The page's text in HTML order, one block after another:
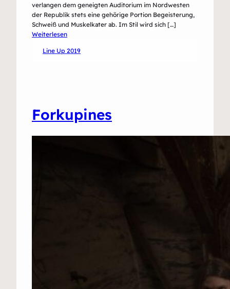
verlangen dem geneigten Auditorium im Nordwesten
der Republik stets eine gehörige Portion Begeisterung,
Schweiß und Muskelkater ab. Im Stil wird sich […]
Weiterlesen:
Line Up 2019
Forkupines